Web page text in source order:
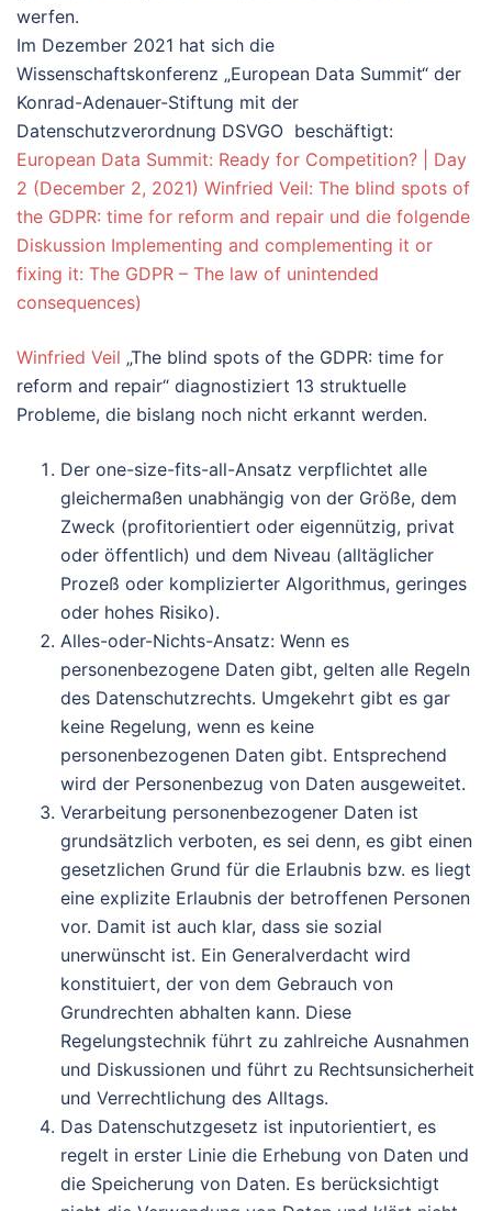
werfen.
Im Dezember 2021 hat sich die
Wissenschaftskonferenz „European Data Summit“ der
Konrad-Adenauer-Stiftung mit der
Datenschutzverordnung DSVGO beschäftigt:
European Data Summit: Ready for Competition? | Day
2 (December 2, 2021) Winfried Veil: The blind spots of
the GDPR: time for reform and repair und die folgende
Diskussion Implementing and complementing it or
fixing it: The GDPR – The law of unintended
consequences)
Winfried Veil „The blind spots of the GDPR: time for
reform and repair“ diagnostiziert 13 struktuelle
Probleme, die bislang noch nicht erkannt werden.
Der one-size-fits-all-Ansatz verpflichtet alle
gleichermaßen unabhängig von der Größe, dem
Zweck (profitorientiert oder eigennützig, privat
oder öffentlich) und dem Niveau (alltäglicher
Prozeß oder komplizierter Algorithmus, geringes
oder hohes Risiko).
Alles-oder-Nichts-Ansatz: Wenn es
personenbezogene Daten gibt, gelten alle Regeln
des Datenschutzrechts. Umgekehrt gibt es gar
keine Regelung, wenn es keine
personenbezogenen Daten gibt. Entsprechend
wird der Personenbezug von Daten ausgeweitet.
Verarbeitung personenbezogener Daten ist
grundsätzlich verboten, es sei denn, es gibt einen
gesetzlichen Grund für die Erlaubnis bzw. es liegt
eine explizite Erlaubnis der betroffenen Personen
vor. Damit ist auch klar, dass sie sozial
unerwünscht ist. Ein Generalverdacht wird
konstituiert, der von dem Gebrauch von
Grundrechten abhalten kann. Diese
Regelungstechnik führt zu zahlreiche Ausnahmen
und Diskussionen und führt zu Rechtsunsicherheit
und Verrechtlichung des Alltags.
Das Datenschutzgesetz ist inputorientiert, es
regelt in erster Linie die Erhebung von Daten und
die Speicherung von Daten. Es berücksichtigt